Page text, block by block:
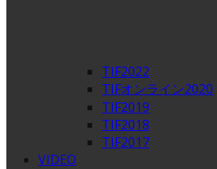
TIF2022
TIFオンライン2020
TIF2019
TIF2018
TIF2017
VIDEO